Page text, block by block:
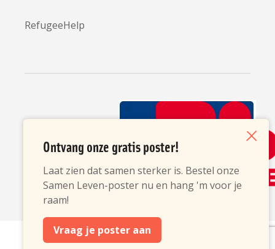
RefugeeHelp
opent
in
opent
in
Ontvang onze gratis poster!
Laat zien dat samen sterker is. Bestel onze
Samen Leven-poster nu en hang 'm voor je
raam!
Vraag je poster aan